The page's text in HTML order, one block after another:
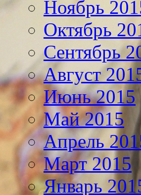
Ноябрь
Октябрь
Сентябрь
Август
Июнь 2015
Май 2015
Апрель
Март 2015
Январь